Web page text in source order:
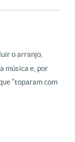
o arranjo,
música e, por
“toparam com